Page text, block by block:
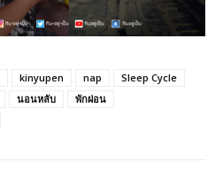
kinyupen nap
Sleep Cycle
นอนหลับ
พักผ่อน